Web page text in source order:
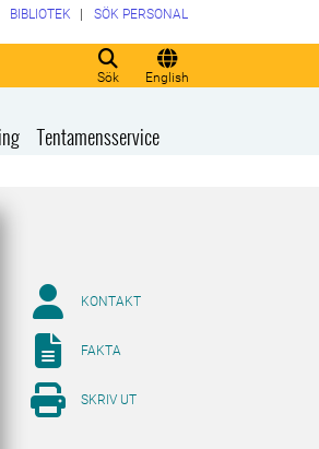
Sök English
BIBLIOTEK SÖK PERSONAL
Tentamensservice
KONTAKT
FAKTA
SKRIV UT